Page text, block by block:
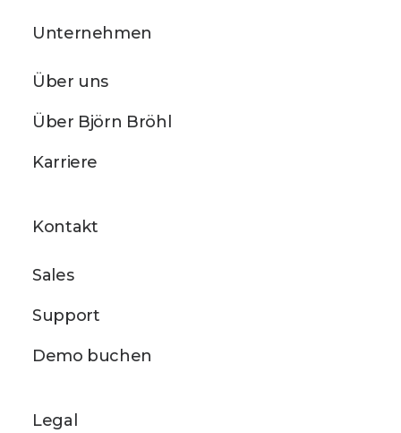
Unternehmen
Über uns
Über Björn Bröhl
Karriere
Kontakt
Sales
Support
Demo buchen
Legal